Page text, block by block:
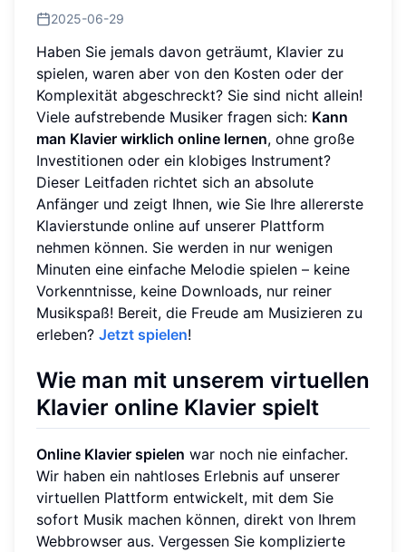
2025-06-29
Haben Sie jemals davon geträumt, Klavier zu
spielen, waren aber von den Kosten oder der
Komplexität abgeschreckt? Sie sind nicht allein!
Viele aufstrebende Musiker fragen sich: Kann
man Klavier wirklich online lernen, ohne große
Investitionen oder ein klobiges Instrument?
Dieser Leitfaden richtet sich an absolute
Anfänger und zeigt Ihnen, wie Sie Ihre allererste
Klavierstunde online auf unserer Plattform
nehmen können. Sie werden in nur wenigen
Minuten eine einfache Melodie spielen – keine
Vorkenntnisse, keine Downloads, nur reiner
Musikspaß! Bereit, die Freude am Musizieren zu
erleben? Jetzt spielen!
Wie man mit unserem virtuellen
Klavier online Klavier spielt
Online Klavier spielen war noch nie einfacher.
Wir haben ein nahtloses Erlebnis auf unserer
virtuellen Plattform entwickelt, mit dem Sie
sofort Musik machen können, direkt von Ihrem
Webbrowser aus. Vergessen Sie komplizierte